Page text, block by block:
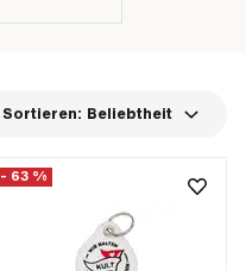
Sortieren: Beliebtheit
- 63 %